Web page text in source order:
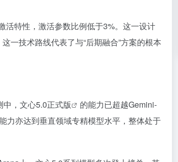
活特性，激活参数比例低于3%。这一设计
一技术路线代表了与“后期融合”方案的根本
， 文心5.0正式版
的能力已超越Gemini-
力亦达到垂直领域专精模型水平，整体处于